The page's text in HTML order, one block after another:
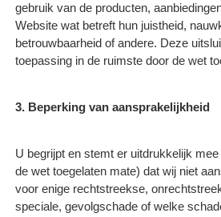
gebruik van de producten,
Website wat betreft hun juistheid,
betrouwbaarheid of andere. Deze
toepassing in de ruimste door de wet
3. Beperking van aansprakelijkheid
U begrijpt en stemt er uitdrukkelijk
de wet toegelaten mate) dat wij niet
voor enige rechtstreekse,
speciale, gevolgschade of welke